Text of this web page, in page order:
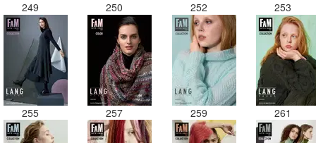
249 250 252 253
255 257 259 261